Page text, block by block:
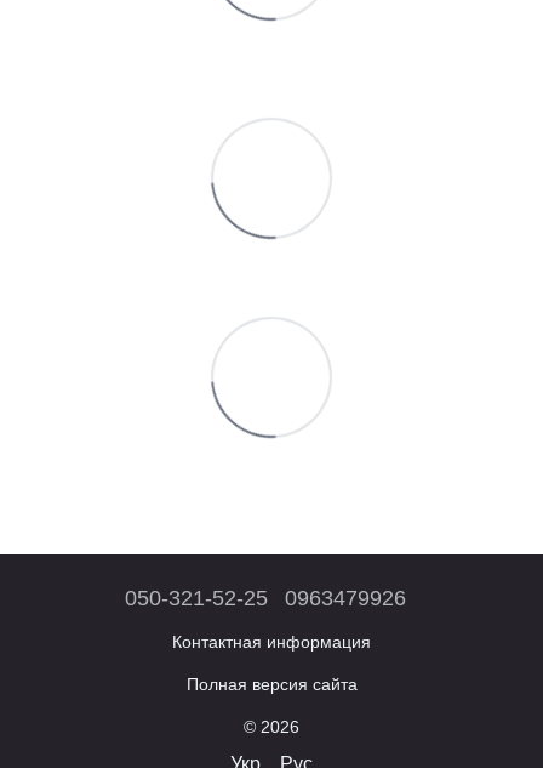
050-321-52-25 0963479926
Контактная информация
Полная версия сайта
© 2026
Укр Рус